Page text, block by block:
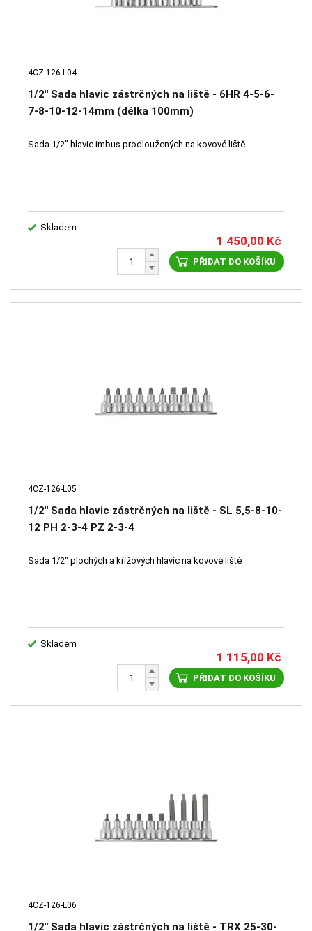
4CZ-126-L04
1/2" Sada hlavic zástrčných na liště - 6HR 4-5-6-
7-8-10-12-14mm (délka 100mm)
Sada 1/2" hlavic imbus prodloužených na kovové liště
Skladem
1 450,00 Kč
PŘIDAT DO KOŠÍKU
4CZ-126-L05
1/2" Sada hlavic zástrčných na liště - SL 5,5-8-10-
12 PH 2-3-4 PZ 2-3-4
Sada 1/2" plochých a křížových hlavic na kovové liště
Skladem
1 115,00 Kč
PŘIDAT DO KOŠÍKU
4CZ-126-L06
1/2" Sada hlavic zástrčných na liště - TRX 25-30-